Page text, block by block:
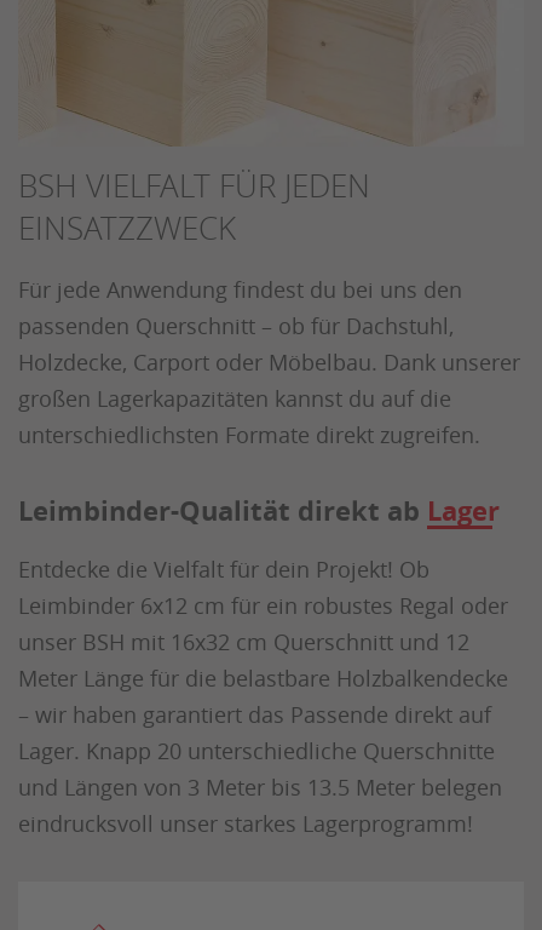
BSH VIELFALT FÜR JEDEN
EINSATZZWECK
Für jede Anwendung findest du bei uns den
passenden Querschnitt – ob für Dachstuhl,
Holzdecke, Carport oder Möbelbau. Dank unserer
großen Lagerkapazitäten kannst du auf die
unterschiedlichsten Formate direkt zugreifen.
Leimbinder-Qualität direkt ab Lager
Entdecke die Vielfalt für dein Projekt! Ob
Leimbinder 6x12 cm für ein robustes Regal oder
unser BSH mit 16x32 cm Querschnitt und 12
Meter Länge für die belastbare Holzbalkendecke
– wir haben garantiert das Passende direkt auf
Lager. Knapp 20 unterschiedliche Querschnitte
und Längen von 3 Meter bis 13.5 Meter belegen
eindrucksvoll unser starkes Lagerprogramm!